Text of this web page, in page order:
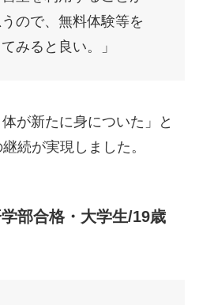
ので、無料体験等を
みると良い。」
が新たに身についた」と
続が実現しました。
部合格・大学生/19歳